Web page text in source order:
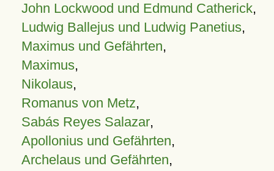
John Lockwood und Edmund Catherick,
Ludwig Ballejus und Ludwig Panetius,
Maximus und Gefährten,
Maximus,
Nikolaus,
Romanus von Metz,
Sabás Reyes Salazar,
Apollonius und Gefährten,
Archelaus und Gefährten,